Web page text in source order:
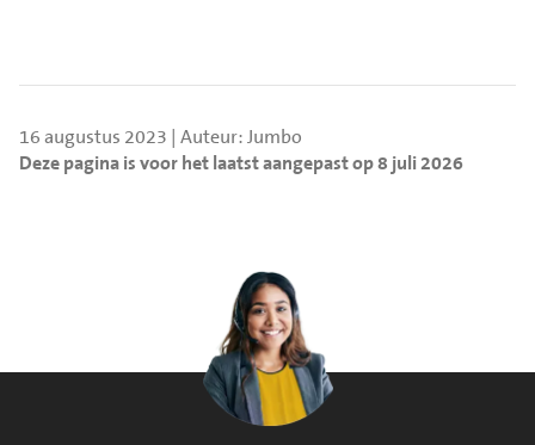
16 augustus 2023 | Auteur: Jumbo
Deze pagina is voor het laatst aangepast op 8 juli 2026